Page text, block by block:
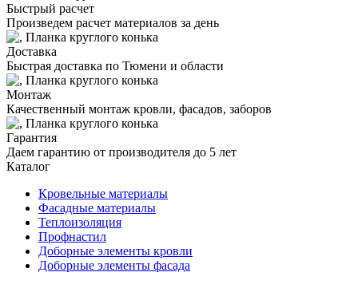
Быстрый расчет
Произведем расчет материалов за день
Доставка
Быстрая доставка по Тюмени и области
Монтаж
Качественный монтаж кровли, фасадов, заборов
Гарантия
Даем гарантию от производителя до 5 лет
Каталог
Кровельные материалы
Фасадные материалы
Теплоизоляция
Профнастил
Доборные элементы кровли
Доборные элементы фасада